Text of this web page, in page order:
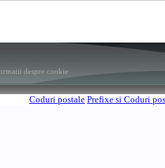
despre cookie
Coduri postale Prefixe si Coduri